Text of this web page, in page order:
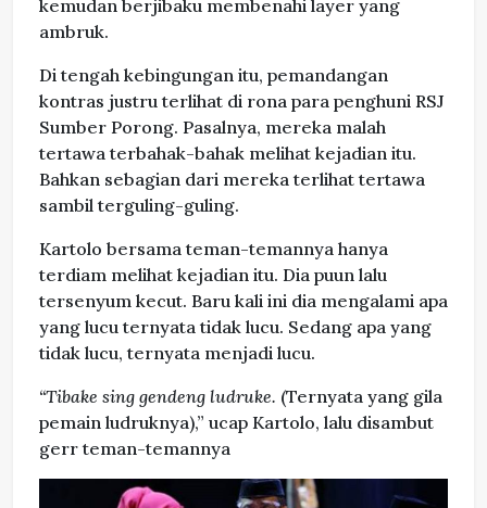
kemudan berjibaku membenahi layer yang
ambruk.
Di tengah kebingungan itu, pemandangan
kontras justru terlihat di rona para penghuni RSJ
Sumber Porong. Pasalnya, mereka malah
tertawa terbahak-bahak melihat kejadian itu.
Bahkan sebagian dari mereka terlihat tertawa
sambil terguling-guling.
Kartolo bersama teman-temannya hanya
terdiam melihat kejadian itu. Dia puun lalu
tersenyum kecut. Baru kali ini dia mengalami apa
yang lucu ternyata tidak lucu. Sedang apa yang
tidak lucu, ternyata menjadi lucu.
“Tibake sing gendeng ludruke. (Ternyata yang gila
pemain ludruknya),” ucap Kartolo, lalu disambut
gerr teman-temannya